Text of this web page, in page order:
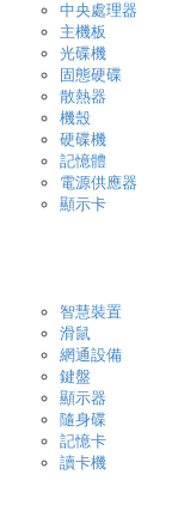
中央處理器
主機板
光碟機
固態硬碟
散熱器
機殼
硬碟機
記憶體
電源供應器
顯示卡
智慧裝置
滑鼠
網通設備
鍵盤
顯示器
隨身碟
記憶卡
讀卡機